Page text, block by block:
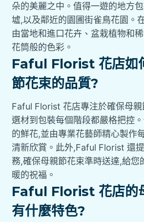
朵的美麗之中。值得一遊的地方
墟,以及鄰近的園圃街雀鳥花園。
由當地和進口花卉、盆栽植物和
花筒般的色彩。
Faful Florist 花店如
節花束的品質?
Faful Florist 花店專注於確保母
選材到包裝每個階段都嚴格把控
的鮮花,並由專業花藝師精心製作
清新欣賞。此外,Faful Florist 還
務,確保母親節花束準時送達,給您
暖的祝福。
Faful Florist 花店的
有什麼特色?